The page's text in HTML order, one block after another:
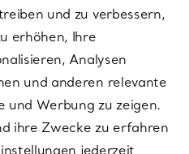
MELDEN SIE SICH AN
und zu verbessern,
erhöhen, Ihre
Analysen
und anderen relevante
und Werbung zu zeigen.
ihre Zwecke zu erfahren
jederzeit